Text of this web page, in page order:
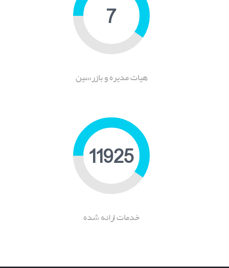
8
هیات مدیره و بازرسین
14918
خدمات ارانه شده